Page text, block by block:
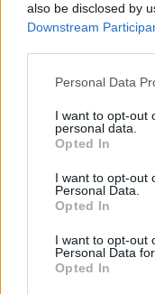
also be disclosed by
Downstream
Please note that this
not limited to your
grant or deny
use your data for
consent section.
Personal Data
I want to opt-out
personal data.
Opted In
I want to opt-out
Personal Data.
Opted In
I want to opt-out
Personal Data
Opted In